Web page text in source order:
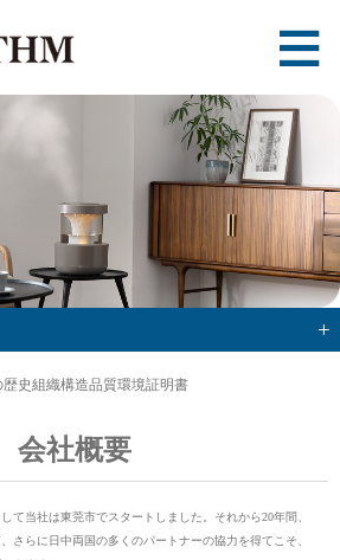
+
史組織構造品質環境証明書
会社概要
て当社は東莞市でスタートしました。それから20年間、
さらに日中両国の多くのパートナーの協力を得てこそ、